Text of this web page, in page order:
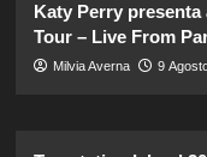
Katy Perry
Tour – Live From
Milvia Averna 9